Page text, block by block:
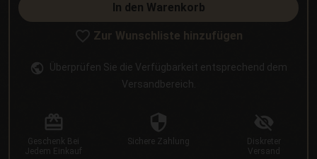
In den Warenkorb
Zur Wunschliste hinzufügen
Überprüfen Sie die Verfügbarkeit entsprechend dem
Versandbereich.
Geschenk Bei
Jedem Einkauf
Sichere Zahlung
Diskreter
Versand